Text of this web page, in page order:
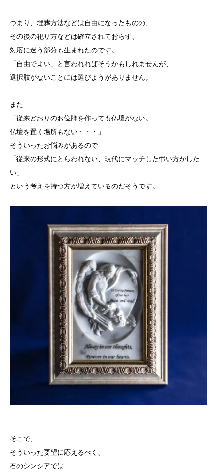
つまり、埋葬方法などは自由になったものの、
その後の祀り方などは確立されておらず、
対応に迷う部分も生まれたのです。
「自由でよい」と言われればそうかもしれませんが、
選択肢がないことには選びようがありません。
また
「従来どおりのお位牌を作っても仏壇がない。
仏壇を置く場所もない・・・」
そういったお悩みがあるので
「従来の形式にとらわれない、現代にマッチした弔い方がした
い」
という考えを持つ方が増えているのだそうです。
そこで、
そういった要望に応えるべく、
石のシンシアでは